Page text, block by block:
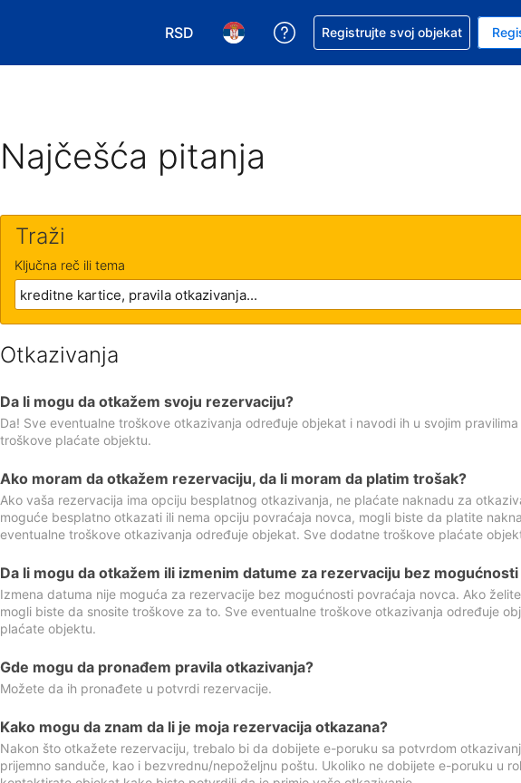
RSD
Izaberite valutu. Vaša trenutna valuta je dinar
Izaberite jezik. Vaš trenutni jezik je
Zatražite pomoć u vezi sa
Registrujte svoj objekat
Najčešća pitanja
Traži
Ključna reč ili tema
Otkazivanja
Da li mogu da otkažem svoju rezervaciju?
Da! Sve eventualne troškove otkazivanja određuje objekat i navodi ih u svojim
troškove plaćate objektu.
Ako moram da otkažem rezervaciju, da li moram da platim trošak?
Ako vaša rezervacija ima opciju besplatnog otkazivanja, ne plaćate naknadu za
moguće besplatno otkazati ili nema opciju povraćaja novca, mogli biste da platite
eventualne troškove otkazivanja određuje objekat. Sve dodatne troškove plaćate
Da li mogu da otkažem ili izmenim datume za rezervaciju bez
Izmena datuma nije moguća za rezervacije bez mogućnosti povraćaja novca. Ako
mogli biste da snosite troškove za to. Sve eventualne troškove otkazivanja određuje
plaćate objektu.
Gde mogu da pronađem pravila otkazivanja?
Možete da ih pronađete u potvrdi rezervacije.
Kako mogu da znam da li je moja rezervacija otkazana?
Nakon što otkažete rezervaciju, trebalo bi da dobijete e-poruku sa potvrdom
prijemno sanduče, kao i bezvrednu/nepoželjnu poštu. Ukoliko ne dobijete e-poruku u